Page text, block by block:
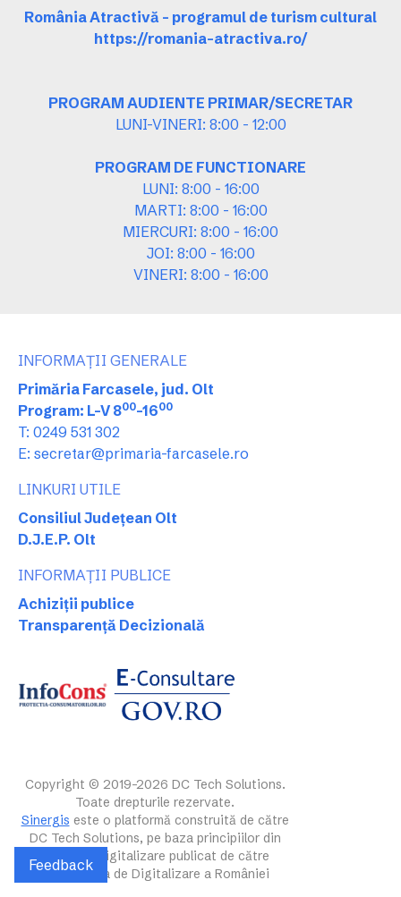
România Atractivă – programul de turism cultural
https://romania-atractiva.ro/
PROGRAM AUDIENTE PRIMAR/SECRETAR
LUNI-VINERI: 8:00 - 12:00
PROGRAM DE FUNCTIONARE
LUNI: 8:00 - 16:00
MARTI: 8:00 - 16:00
MIERCURI: 8:00 - 16:00
JOI: 8:00 - 16:00
VINERI: 8:00 - 16:00
INFORMAȚII GENERALE
Primăria Farcasele, jud. Olt
Program: L-V 800-1600
T: 0249 531 302
E: secretar@primaria-farcasele.ro
LINKURI UTILE
Consiliul Județean Olt
D.J.E.P. Olt
INFORMAȚII PUBLICE
Achiziții publice
Transparență Decizională
Copyright © 2019-2026 DC Tech Solutions.
Toate drepturile rezervate.
Sinergis este o platformă construită de către
DC Tech Solutions, pe baza principiilor din
ghidul de digitalizare publicat de către
Autoritatea de Digitalizare a României
Feedback